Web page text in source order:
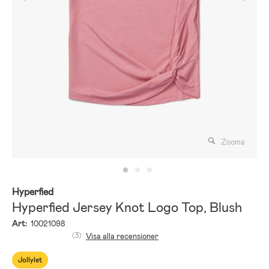
Zooma
Hyperfied
Hyperfied Jersey Knot Logo Top, Blush
Art: 10021098
Jollylet
(3) Visa alla recensioner